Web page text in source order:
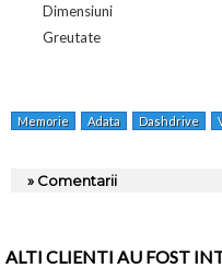
Dimensiuni
Greutate
Memorie Adata Dashdrive
» Comentarii
ALTI CLIENTI AU FOST